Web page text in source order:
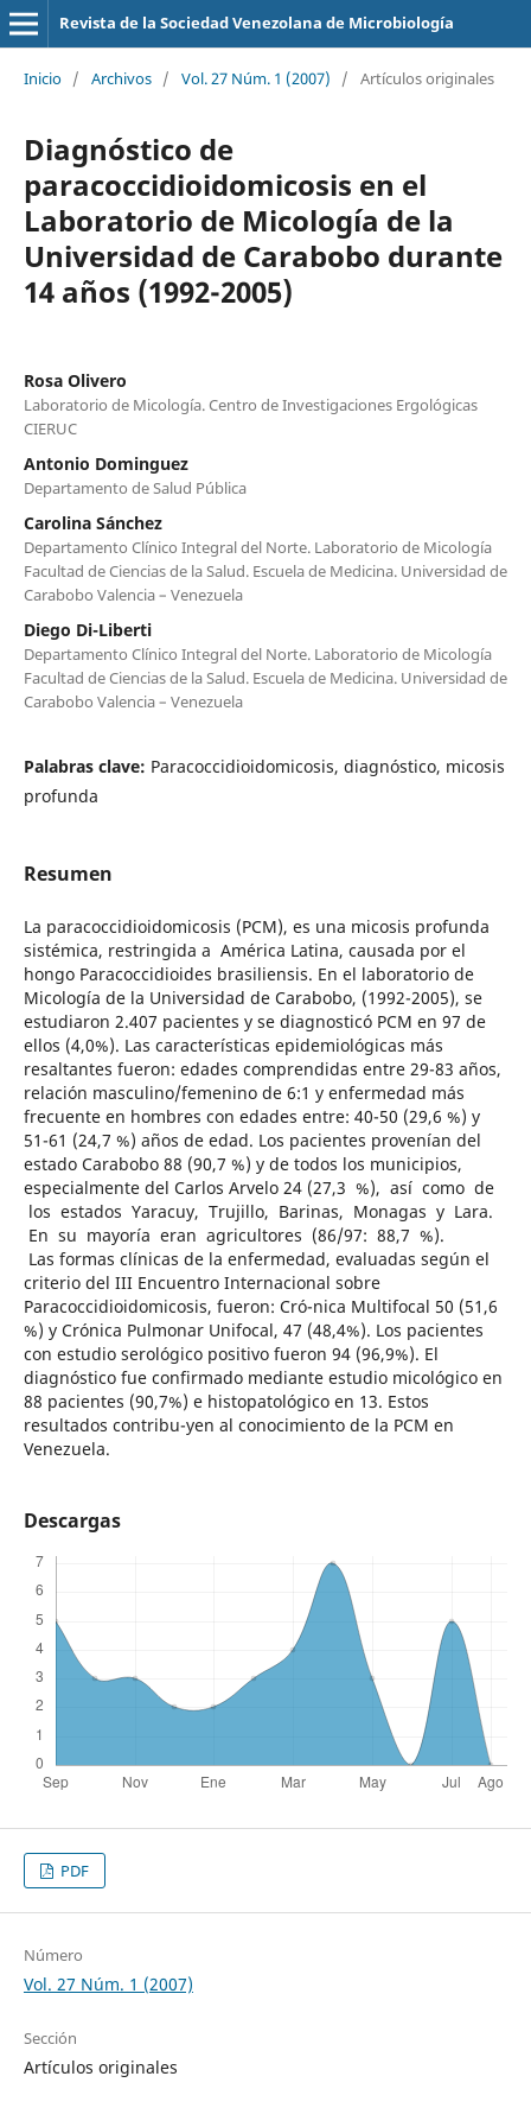
Revista de la Sociedad Venezolana de Microbiología
Inicio / Archivos / Vol. 27 Núm. 1 (2007) / Artículos originales
Diagnóstico de
paracoccidioidomicosis en el
Laboratorio de Micología de la
Universidad de Carabobo durante
14 años (1992-2005)
Rosa Olivero
Laboratorio de Micología. Centro de Investigaciones Ergológicas
CIERUC
Antonio Dominguez
Departamento de Salud Pública
Carolina Sánchez
Departamento Clínico Integral del Norte. Laboratorio de Micología
Facultad de Ciencias de la Salud. Escuela de Medicina. Universidad de
Carabobo Valencia – Venezuela
Diego Di-Liberti
Departamento Clínico Integral del Norte. Laboratorio de Micología
Facultad de Ciencias de la Salud. Escuela de Medicina. Universidad de
Carabobo Valencia – Venezuela
Palabras clave: Paracoccidioidomicosis, diagnóstico, micosis
profunda
Resumen
La paracoccidioidomicosis (PCM), es una micosis profunda
sistémica, restringida a América Latina, causada por el
hongo Paracoccidioides brasiliensis. En el laboratorio de
Micología de la Universidad de Carabobo, (1992-2005), se
estudiaron 2.407 pacientes y se diagnosticó PCM en 97 de
ellos (4,0%). Las características epidemiológicas más
resaltantes fueron: edades comprendidas entre 29-83 años,
relación masculino/femenino de 6:1 y enfermedad más
frecuente en hombres con edades entre: 40-50 (29,6 %) y
51-61 (24,7 %) años de edad. Los pacientes provenían del
estado Carabobo 88 (90,7 %) y de todos los municipios,
especialmente del Carlos Arvelo 24 (27,3 %), así como de
los estados Yaracuy, Trujillo, Barinas, Monagas y Lara.
En su mayoría eran agricultores (86/97: 88,7 %).
Las formas clínicas de la enfermedad, evaluadas según el
criterio del III Encuentro Internacional sobre
Paracoccidioidomicosis, fueron: Cró-nica Multifocal 50 (51,6
%) y Crónica Pulmonar Unifocal, 47 (48,4%). Los pacientes
con estudio serológico positivo fueron 94 (96,9%). El
diagnóstico fue confirmado mediante estudio micológico en
88 pacientes (90,7%) e histopatológico en 13. Estos
resultados contribu-yen al conocimiento de la PCM en
Venezuela.
Descargas
PDF
Número
Vol. 27 Núm. 1 (2007)
Sección
Artículos originales